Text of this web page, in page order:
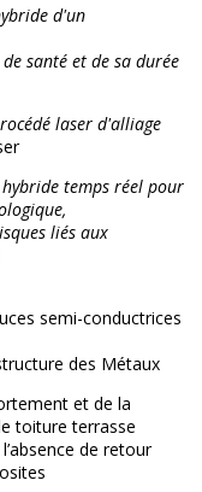
d'un
santé et de sa durée
laser d'alliage
temps réel pour
liés aux
semi-conductrices
des Métaux
et de la
toiture terrasse
de retour